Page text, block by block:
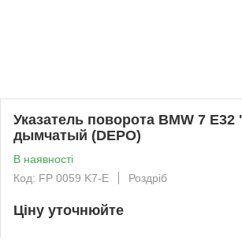
Указатель поворота BMW 7
дымчатый (DEPO)
В наявності
Код: FP 0059 K7-E
Роздріб
Ціну уточнюйте